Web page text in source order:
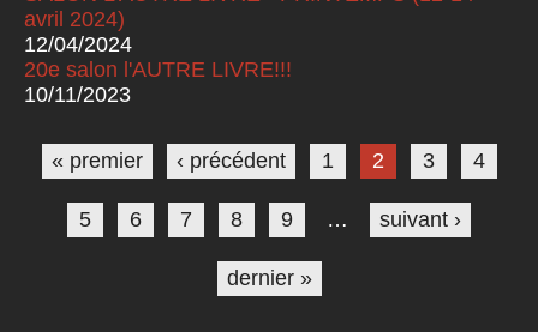
avril 2024)
12/04/2024
20e salon l'AUTRE LIVRE!!!
10/11/2023
Pages
« premier ‹ précédent 1 2 3 4
5 6 7 8 9 … suivant ›
dernier »